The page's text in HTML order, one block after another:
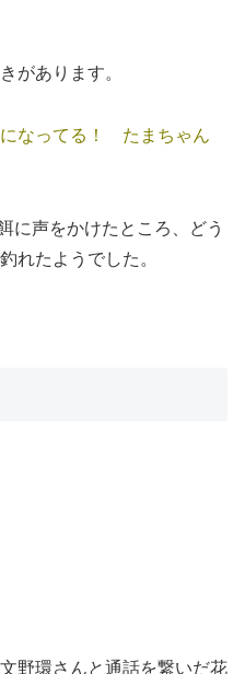
があります。
なってる！ たまちゃん
に声をかけたところ、どう
れたようでした。
野環さんと通話を繋いだ花